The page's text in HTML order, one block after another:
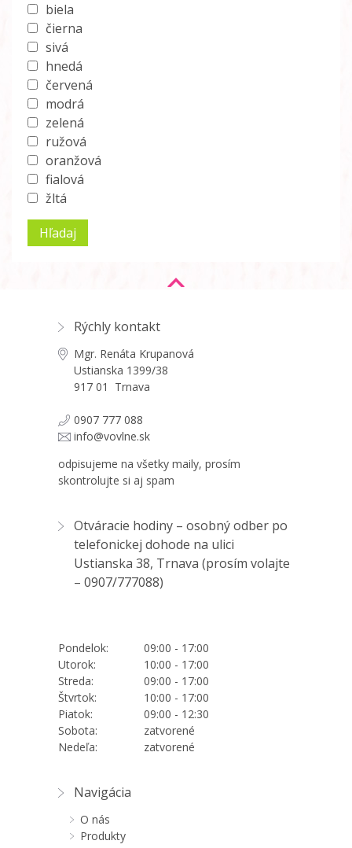
biela
čierna
sivá
hnedá
červená
modrá
zelená
ružová
oranžová
fialová
žltá
Rýchly kontakt
Mgr. Renáta Krupanová
Ustianska 1399/38
917 01 Trnava
0907 777 088
info@vovlne.sk
odpisujeme na všetky maily, prosím
skontrolujte si aj spam
Otváracie hodiny – osobný odber po
telefonickej dohode na ulici
Ustianska 38, Trnava (prosím volajte
– 0907/777088)
Pondelok:
09:00 - 17:00
Utorok:
10:00 - 17:00
Streda:
09:00 - 17:00
Štvrtok:
10:00 - 17:00
Piatok:
09:00 - 12:30
Sobota:
zatvorené
Nedeľa:
zatvorené
Navigácia
O nás
Produkty